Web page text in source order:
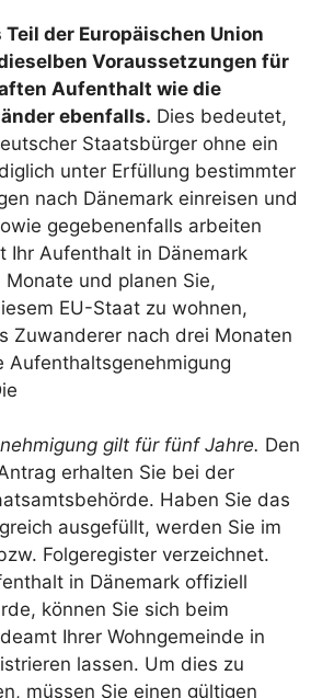
Teil der Europäischen Union
Voraussetzungen für
Aufenthalt wie die
ebenfalls. Dies bedeutet,
Staatsbürger ohne ein
unter Erfüllung bestimmter
nach Dänemark einreisen und
gegebenenfalls arbeiten
Ihr Aufenthalt in Dänemark
Monate und planen Sie,
EU-Staat zu wohnen,
Zuwanderer nach drei Monaten
Aufenthaltsgenehmigung
gilt für fünf Jahre. Den
erhalten Sie bei der
Haben Sie das
ausgefüllt, werden Sie im
Folgeregister verzeichnet.
in Dänemark offiziell
können Sie sich beim
Ihrer Wohngemeinde in
lassen. Um dies zu
müssen Sie einen gültigen